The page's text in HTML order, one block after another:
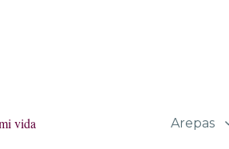
Arepas